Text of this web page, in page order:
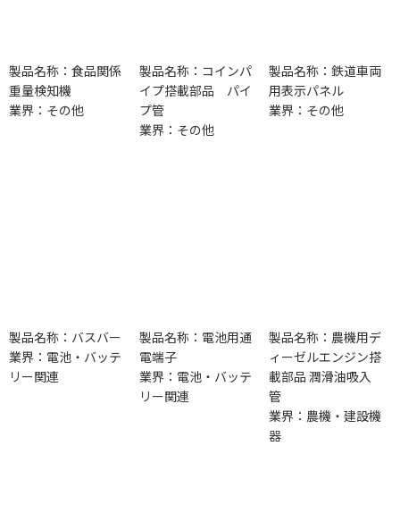
製品名称：食品関係
重量検知機
業界：その他
製品名称：コインパ
イプ搭載部品 パイ
プ管
業界：その他
製品名称：鉄道車両
用表示パネル
業界：その他
製品名称：バスバー
業界：電池・バッテ
リー関連
製品名称：電池用通
電端子
業界：電池・バッテ
リー関連
製品名称：農機用デ
ィーゼルエンジン搭
載部品 潤滑油吸入
管
業界：農機・建設機
器